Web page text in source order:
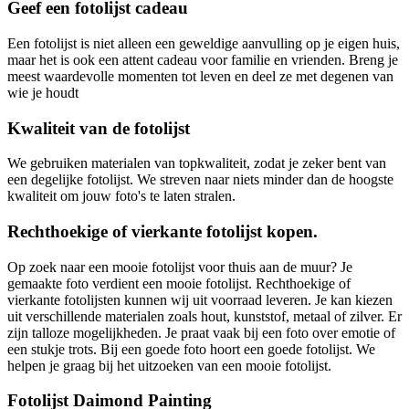
Geef een fotolijst cadeau
Een fotolijst is niet alleen een geweldige aanvulling op je eigen huis,
maar het is ook een attent cadeau voor familie en vrienden. Breng je
meest waardevolle momenten tot leven en deel ze met degenen van
wie je houdt
Kwaliteit van de fotolijst
We gebruiken materialen van topkwaliteit, zodat je zeker bent van
een degelijke fotolijst. We streven naar niets minder dan de hoogste
kwaliteit om jouw foto's te laten stralen.
Rechthoekige of vierkante fotolijst kopen.
Op zoek naar een mooie fotolijst voor thuis aan de muur? Je
gemaakte foto verdient een mooie fotolijst. Rechthoekige of
vierkante fotolijsten kunnen wij uit voorraad leveren. Je kan kiezen
uit verschillende materialen zoals hout, kunststof, metaal of zilver. Er
zijn talloze mogelijkheden. Je praat vaak bij een foto over emotie of
een stukje trots. Bij een goede foto hoort een goede fotolijst. We
helpen je graag bij het uitzoeken van een mooie fotolijst.
Fotolijst Daimond Painting